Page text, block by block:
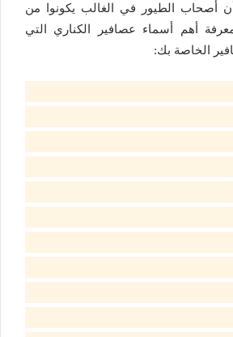
أن أصحاب الطيور في الغالب يكونوا من
أهم أسماء عصافير الكناري التي
الخاصة بك: